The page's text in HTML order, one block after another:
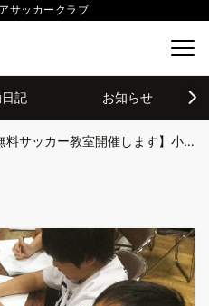
サッカークラブ
記 お知らせ
【毎年大好評!! 春の無料サッカー教室開催します】小学１年〜小学３年対象。はじめてのお子様から楽しめる教室です♪
【筑後チャレンジカップU11＠筑後広域公園フィットネスエリア】順位トーナメント優勝🏆
【第１回ＦＲオータムフェス2023＠グローバルアリーナ2DAY】3年生にとって初めての宿泊カップ!!